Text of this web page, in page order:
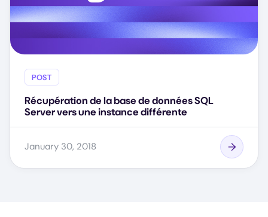
POST
Récupération de la base de données SQL
Server vers une instance différente
January 30, 2018